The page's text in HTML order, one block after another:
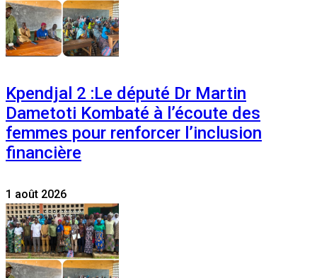
Kpendjal 2 :Le député Dr Martin
Dametoti Kombaté à l’écoute des
femmes pour renforcer l’inclusion
financière
1 août 2026